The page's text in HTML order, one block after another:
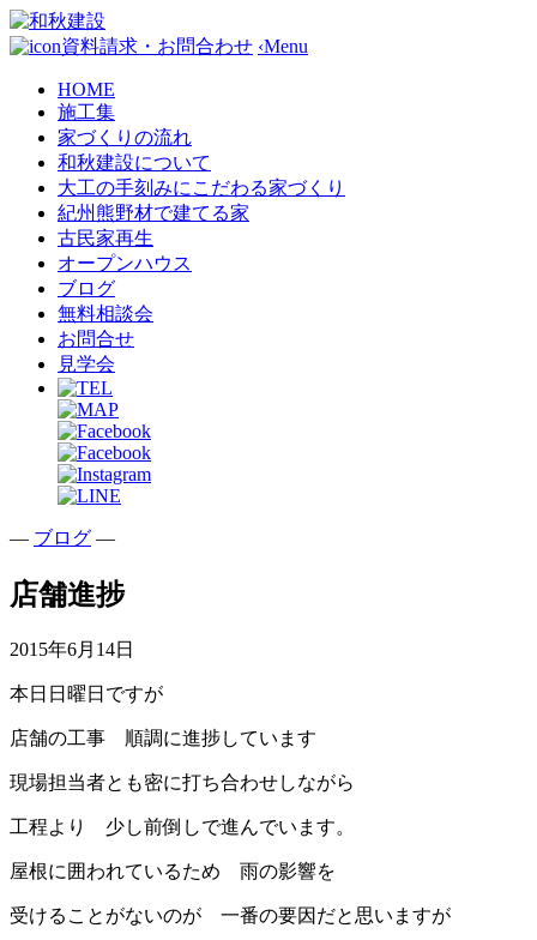
資料請求・お問合わせ ‹Menu
HOME
施工集
家づくりの流れ
和秋建設について
大工の手刻みにこだわる家づくり
紀州熊野材で建てる家
古民家再生
オープンハウス
ブログ
無料相談会
お問合せ
見学会
— ブログ —
店舗進捗
2015年6月14日
本日日曜日ですが
店舗の工事 順調に進捗しています
現場担当者とも密に打ち合わせしながら
工程より 少し前倒しで進んでいます。
屋根に囲われているため 雨の影響を
受けることがないのが 一番の要因だと思いますが